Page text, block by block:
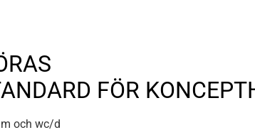
FÖR
och wc/d